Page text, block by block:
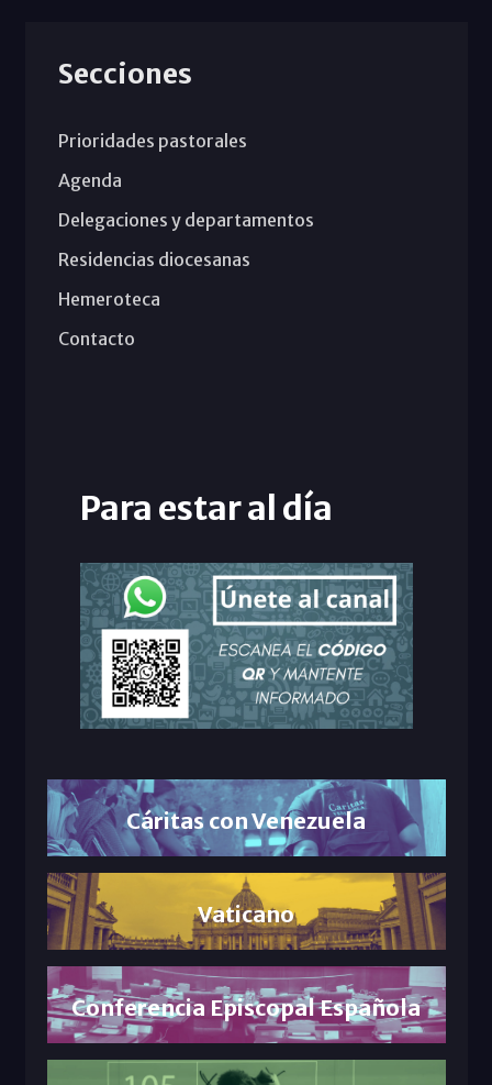
Secciones
Prioridades pastorales
Agenda
Delegaciones y departamentos
Residencias diocesanas
Hemeroteca
Contacto
Para estar al día
Cáritas con Venezuela
Vaticano
Conferencia Episcopal Española